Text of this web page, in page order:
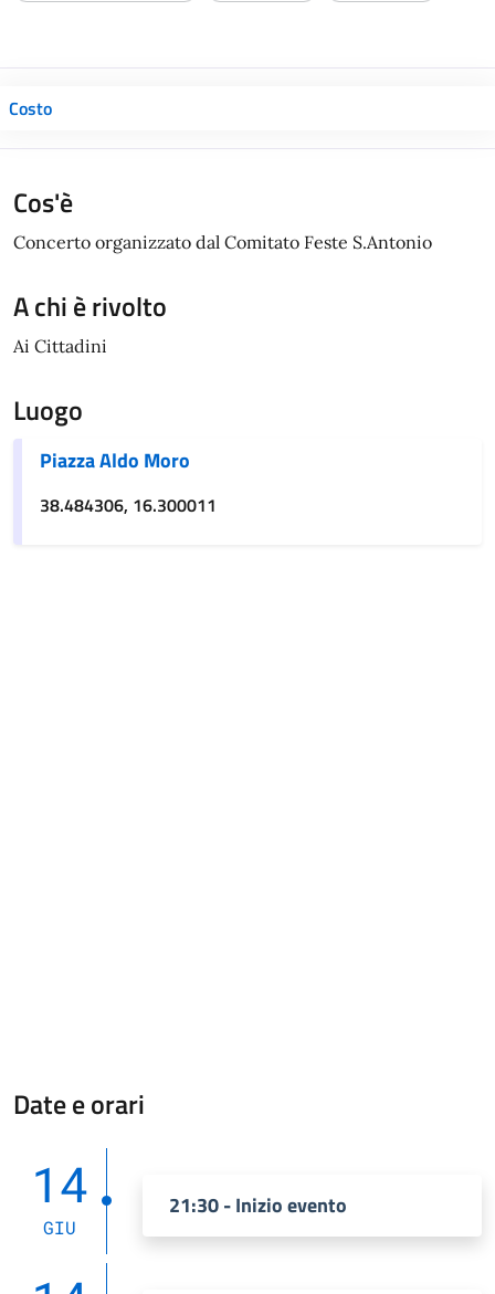
Costo
Cos'è
Concerto organizzato dal Comitato Feste S.Antonio
A chi è rivolto
Ai Cittadini
Luogo
Piazza Aldo Moro
38.484306, 16.300011
Date e orari
14
GIU
21:30 - Inizio evento